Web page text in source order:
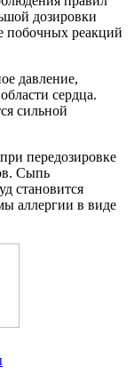
дозировки
побочных реакций
давление,
сердца.
сильной
передозировке
Сыпь
становится
аллергии в виде